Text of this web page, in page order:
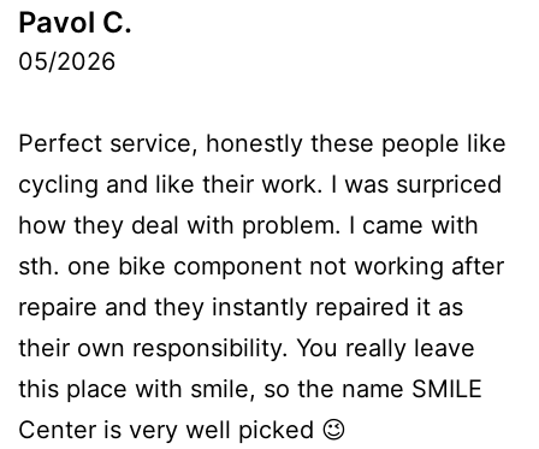
Pavol C.
05/2026
Perfect service, honestly these people like
cycling and like their work. I was surpriced
how they deal with problem. I came with
sth. one bike component not working after
repaire and they instantly repaired it as
their own responsibility. You really leave
this place with smile, so the name SMILE
Center is very well picked 😉